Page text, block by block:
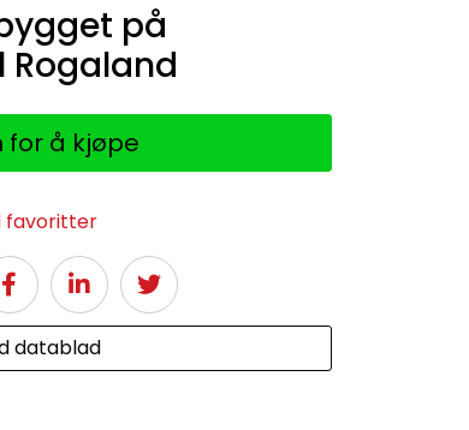
på
Rogaland
for å kjøpe
favoritter
datablad